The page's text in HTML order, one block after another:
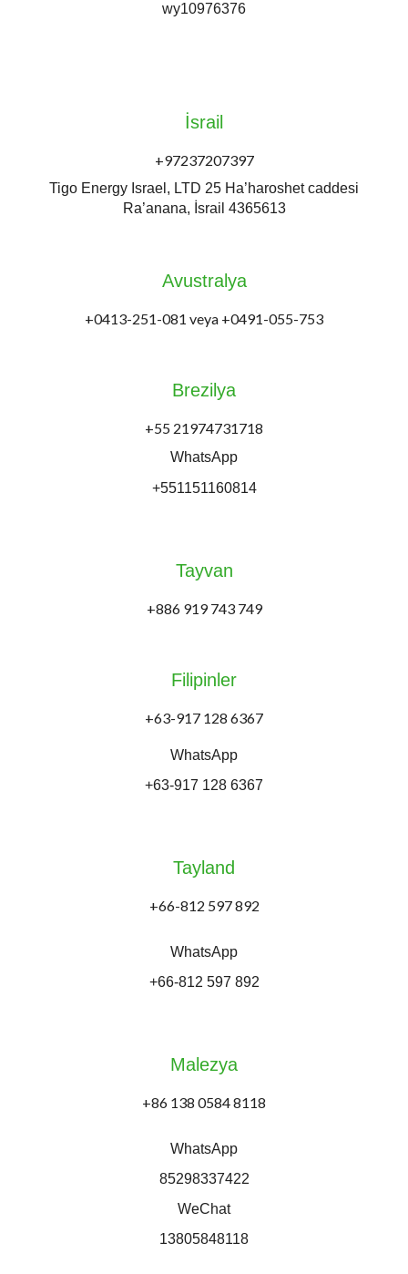
wy10976376
İsrail
+97237207397
Tigo Energy Israel, LTD 25 Ha’haroshet caddesi
Ra’anana, İsrail 4365613
Avustralya
+0413-251-081 veya +0491-055-753
Brezilya
+55 21974731718
WhatsApp
+551151160814
Tayvan
+886 919 743 749
Filipinler
+63-917 128 6367
WhatsApp
+63-917 128 6367
Tayland
+66-812 597 892
WhatsApp
+66-812 597 892
Malezya
+86 138 0584 8118
WhatsApp
85298337422
WeChat
13805848118